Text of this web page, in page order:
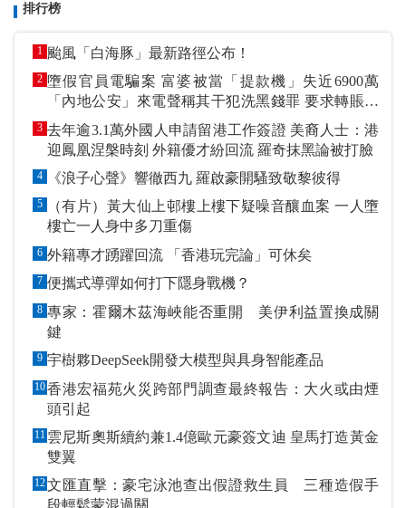
排行榜
1 颱風「白海豚」最新路徑公布！
2 墮假官員電騙案 富婆被當「提款機」失近6900萬
「內地公安」來電聲稱其干犯洗黑錢罪 要求轉賬到
指定戶口作「保證金」
3 去年逾3.1萬外國人申請留港工作簽證 美裔人士：港
迎鳳凰涅槃時刻 外籍優才紛回流 羅奇抹黑論被打臉
4 《浪子心聲》響徹西九 羅啟豪開騷致敬黎彼得
5
（有片）黃大仙上邨樓上樓下疑噪音釀血案 一人墮
樓亡一人身中多刀重傷
6 外籍專才踴躍回流 「香港玩完論」可休矣
7 便攜式導彈如何打下隱身戰機？
8 專家：霍爾木茲海峽能否重開 美伊利益置換成關
鍵
9 宇樹夥DeepSeek開發大模型與具身智能產品
10香港宏福苑火災跨部門調查最終報告：大火或由煙
頭引起
11 雲尼斯奧斯續約兼1.4億歐元豪簽文迪 皇馬打造黃金
雙翼
12文匯直擊：豪宅泳池查出假證救生員 三種造假手